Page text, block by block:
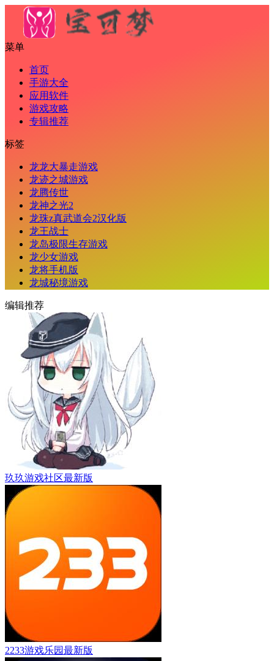
菜单
首页
手游大全
应用软件
游戏攻略
专辑推荐
标签
龙龙大暴走游戏
龙迹之城游戏
龙腾传世
龙神之光2
龙珠z真武道会2汉化版
龙王战士
龙岛极限生存游戏
龙少女游戏
龙将手机版
龙城秘境游戏
编辑推荐
玖玖游戏社区最新版
2233游戏乐园最新版